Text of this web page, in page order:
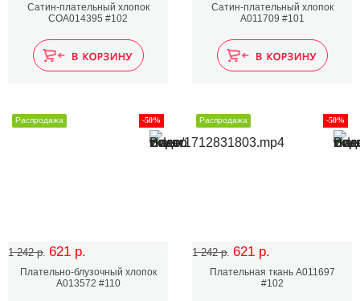
Сатин-плательный хлопок
COA014395 #102
Сатин-плательный хлопок
A011709 #101
1 242 р. 621 р.
-50%
Распродажа
Плательно-блузочный хлопок
A013572 #110
1 242 р. 621 р.
-50%
Распродажа
Плательная ткань A011697
#102